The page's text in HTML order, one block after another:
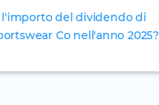
l'importo del dividendo di
Co nell'anno 2025?